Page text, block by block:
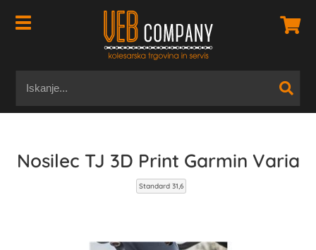
Nosilec TJ 3D Print Garmin Varia
Standard 31,6